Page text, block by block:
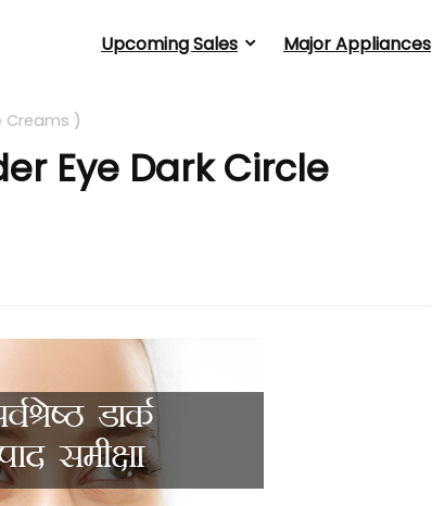
Upcoming Sales Major Appliances
Creams )
Eye Dark Circle